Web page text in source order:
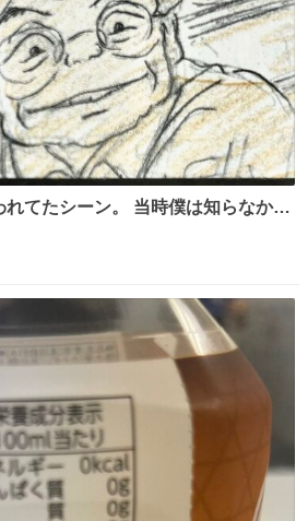
れてたシーン。 当時僕は知らなかっ
ごく「進撃の巨人」ですね。。